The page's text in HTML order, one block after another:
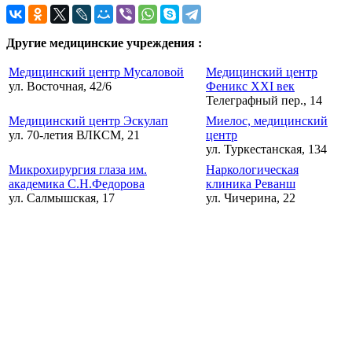
Другие медицинские учреждения :
Медицинский центр Мусаловой
ул. Восточная, 42/6
Медицинский центр
Феникс XXI век
Телеграфный пер., 14
Медицинский центр Эскулап
ул. 70-летия ВЛКСМ, 21
Миелос, медицинский
центр
ул. Туркестанская, 134
Микрохирургия глаза им.
академика С.Н.Федорова
ул. Салмышская, 17
Наркологическая
клиника Реванш
ул. Чичерина, 22